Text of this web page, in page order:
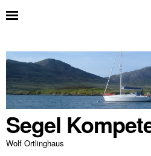
Segel
Wolf Ortlinghaus